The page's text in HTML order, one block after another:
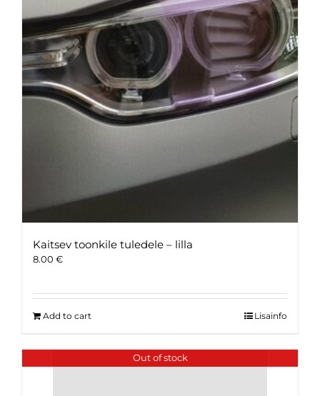
Kaitsev toonkile tuledele – lilla
8.00 €
Add to cart Lisainfo
Out of stock